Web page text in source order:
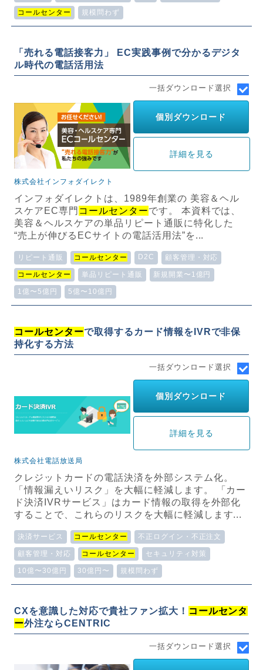
コールセンター 規模問わず
「売れる電話接客力」 EC実践事例で分かるデジタ
ル時代の電話活用法
一括ダウンロード選択
個別ダウンロード
詳細を見る
株式会社インフォダイレクト
インフォダイレクトは、1989年創業の 美容＆ヘル
スケアEC専門 コールセンターです。 本資料では、
美容＆ヘルスケアの単品リピート通販に特化した
“売上が伸びるECサイトの電話活用法”を...
リピート通販 コールセンター D2C 顧客管理・対応
コールセンター 単品リピート通販 新規開業〜1億円
1億〜5億円 5億〜10億円
コールセンターで取得するカード情報をIVRで非保
持化する方法
一括ダウンロード選択
個別ダウンロード
詳細を見る
株式会社電話放送局
クレジットカードの電話決済を外部システム化。
「情報漏えいリスク」を大幅に軽減します。 「カー
ド決済IVRサービス」はカード情報の取得を外部化
することで、これらのリスクを大幅に軽減します...
決済サービス コールセンター 不正ログイン・不正注文
顧客管理・対応 コールセンター セキュリティ対策
10億〜30億円 30億円〜 規模問わず
CXを意識した対応で貴社ファン拡大！ コールセンタ
ー外注ならCENTRIC
一括ダウンロード選択